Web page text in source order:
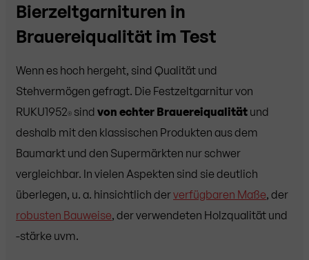
Bierzeltgarnituren in
Brauereiqualität im Test
Wenn es hoch hergeht, sind Qualität und
Stehvermögen gefragt. Die Festzeltgarnitur von
RUKU1952® sind von echter Brauereiqualität und
deshalb mit den klassischen Produkten aus dem
Baumarkt und den Supermärkten nur schwer
vergleichbar. In vielen Aspekten sind sie deutlich
überlegen, u. a. hinsichtlich derverfügbaren Maße, der
robusten Bauweise, der verwendeten Holzqualität und
-stärke uvm.